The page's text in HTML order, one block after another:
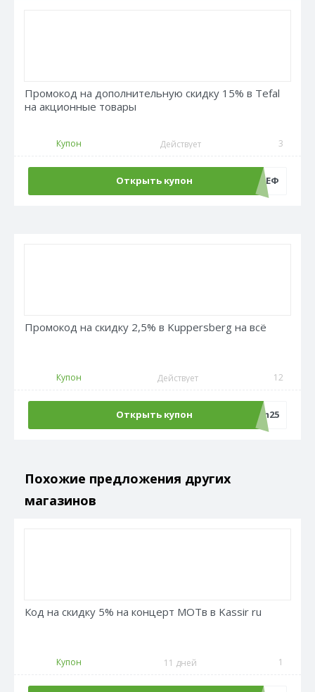
Промокод на дополнительную скидку 15% в Tefal
на акционные товары
Купон Действует 3
Открыть купон ШЕФ
Промокод на скидку 2,5% в Kuppersberg на всё
Купон Действует 12
Открыть купон adm25
Похожие предложения других
магазинов
Код на скидку 5% на концерт МОТв в Kassir ru
Купон 11 дней 1